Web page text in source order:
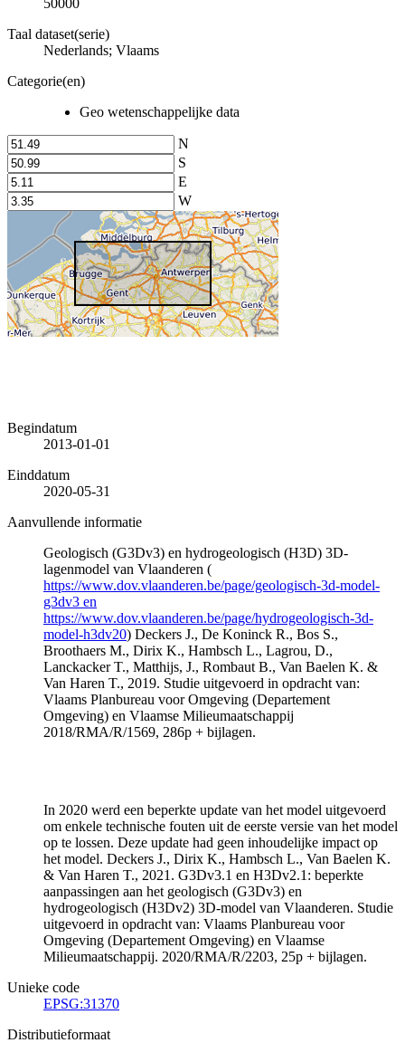
Taal dataset(serie)
Nederlands; Vlaams
Categorie(en)
Geo wetenschappelijke data
N
S
E
W
Begindatum
2013-01-01
Einddatum
2020-05-31
Aanvullende informatie
Geologisch (G3Dv3) en hydrogeologisch (H3D) 3D-
lagenmodel van Vlaanderen (
https://www.dov.vlaanderen.be/page/geologisch-3d-model-
g3dv3 en
https://www.dov.vlaanderen.be/page/hydrogeologisch-3d-
model-h3dv20) Deckers J., De Koninck R., Bos S.,
Broothaers M., Dirix K., Hambsch L., Lagrou, D.,
Lanckacker T., Matthijs, J., Rombaut B., Van Baelen K. &
Van Haren T., 2019. Studie uitgevoerd in opdracht van:
Vlaams Planbureau voor Omgeving (Departement
Omgeving) en Vlaamse Milieumaatschappij
2018/RMA/R/1569, 286p + bijlagen.
In 2020 werd een beperkte update van het model uitgevoerd
om enkele technische fouten uit de eerste versie van het model
op te lossen. Deze update had geen inhoudelijke impact op
het model. Deckers J., Dirix K., Hambsch L., Van Baelen K.
& Van Haren T., 2021. G3Dv3.1 en H3Dv2.1: beperkte
aanpassingen aan het geologisch (G3Dv3) en
hydrogeologisch (H3Dv2) 3D-model van Vlaanderen. Studie
uitgevoerd in opdracht van: Vlaams Planbureau voor
Omgeving (Departement Omgeving) en Vlaamse
Milieumaatschappij. 2020/RMA/R/2203, 25p + bijlagen.
Unieke code
EPSG:31370
Distributieformaat